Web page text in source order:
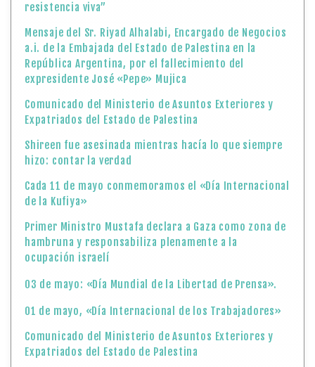
resistencia viva”
Mensaje del Sr. Riyad Alhalabi, Encargado de Negocios
a.i. de la Embajada del Estado de Palestina en la
República Argentina, por el fallecimiento del
expresidente José «Pepe» Mujica
Comunicado del Ministerio de Asuntos Exteriores y
Expatriados del Estado de Palestina
Shireen fue asesinada mientras hacía lo que siempre
hizo: contar la verdad
Cada 11 de mayo conmemoramos el «Día Internacional
de la Kufiya»
Primer Ministro Mustafa declara a Gaza como zona de
hambruna y responsabiliza plenamente a la
ocupación israelí
03 de mayo: «Día Mundial de la Libertad de Prensa».
01 de mayo, «Día Internacional de los Trabajadores»
Comunicado del Ministerio de Asuntos Exteriores y
Expatriados del Estado de Palestina